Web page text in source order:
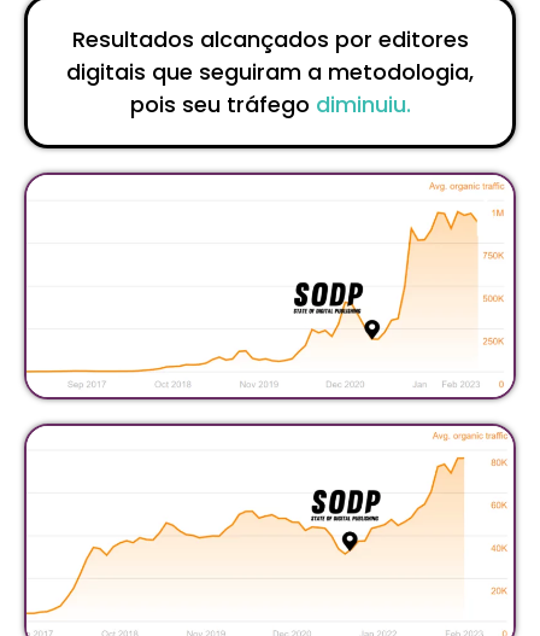
Resultados alcançados por editores
digitais que seguiram a metodologia,
pois seu tráfego diminuiu.